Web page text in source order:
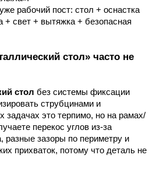
рабочий пост: стол + оснастка
+ свет + вытяжка + безопасная
стол» часто не
стол без системы фиксации
струбцинами и
задачах это терпимо, но на рамах/
перекос углов из-за
разные зазоры по периметру и
прихваток, потому что деталь не